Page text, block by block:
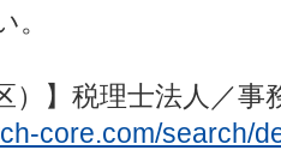
。
区）】税理士法人
core.com/search/